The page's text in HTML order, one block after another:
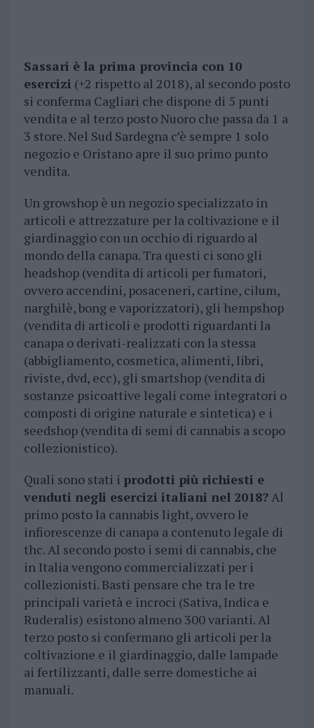
Sassari è la prima provincia con 10
esercizi (+2 rispetto al 2018), al secondo posto
si conferma Cagliari che dispone di 5 punti
vendita e al terzo posto Nuoro che passa da 1 a
3 store. Nel Sud Sardegna c’è sempre 1 solo
negozio e Oristano apre il suo primo punto
vendita.
Un growshop è un negozio specializzato in
articoli e attrezzature per la coltivazione e il
giardinaggio con un occhio di riguardo al
mondo della canapa. Tra questi ci sono gli
headshop (vendita di articoli per fumatori,
ovvero accendini, posaceneri, cartine, cilum,
narghilè, bong e vaporizzatori), gli hempshop
(vendita di articoli e prodotti riguardanti la
canapa o derivati-realizzati con la stessa
(abbigliamento, cosmetica, alimenti, libri,
riviste, dvd, ecc), gli smartshop (vendita di
sostanze psicoattive legali come integratori o
composti di origine naturale e sintetica) e i
seedshop (vendita di semi di cannabis a scopo
collezionistico).
Quali sono stati i prodotti più richiesti e
venduti negli esercizi italiani nel 2018?Al
primo posto la cannabis light, ovvero le
infiorescenze di canapa a contenuto legale di
thc. Al secondo posto i semi di cannabis, che
in Italia vengono commercializzati per i
collezionisti. Basti pensare che tra le tre
principali varietà e incroci (Sativa, Indica e
Ruderalis) esistono almeno 300 varianti. Al
terzo posto si confermano gli articoli per la
coltivazione e il giardinaggio, dalle lampade
ai fertilizzanti, dalle serre domestiche ai
manuali.